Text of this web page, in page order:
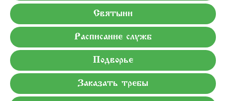
Святыни
Расписание служб
Подворье
Заказать требы